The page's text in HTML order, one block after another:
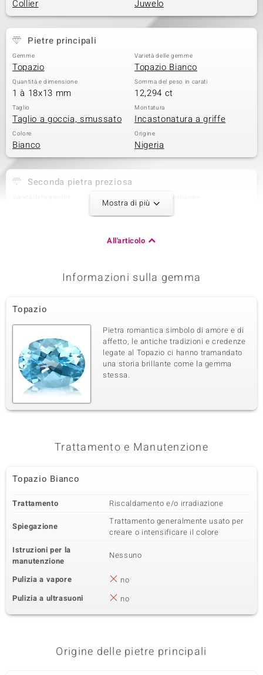
Collier Juwelo
Pietre principali
Gemme
Topazio
Varietà delle gemme
Topazio Bianco
Quantità e dimensione
1 à 18x13 mm
Somma del peso in carati
12,294 ct
Taglio
Taglio a goccia, smussato
Montatura
Incastonatura a griffe
Colore
Bianco
Origine
Nigeria
Seconda pietra preziosa
Quantità e dimensione
1 à 7x5 mm
Taglio a goccia
Varietà delle gemme
Topazio Blu Svizzero 4 à 6x4 mm
Somma del peso in carati
1,865 ct
Taglio
Taglio a goccia
Montatura
Incastonatura a griffe
Origine
Quarta pietra preziosa
Montatura
Mostra di più
All'articolo
Informazioni sulla gemma
Topazio
Pietra romantica simbolo di amore e di
affetto, le antiche tradizioni e credenze
legate al Topazio ci hanno tramandato
una storia brillante come la gemma
stessa.
Trattamento e Manutenzione
Topazio Bianco
Trattamento Riscaldamento e/o irradiazione
Spiegazione
Trattamento generalmente usato per
creare o intensificare il colore
Istruzioni per la
manutenzione
Nessuno
Pulizia a vapore
no
Pulizia a ultrasuoni
no
Origine delle pietre principali